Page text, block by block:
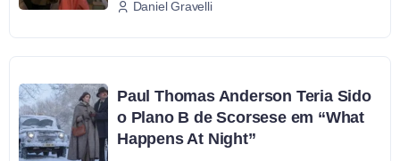
Daniel Gravelli
Paul Thomas Anderson Teria Sido
o Plano B de Scorsese em “What
Happens At Night”